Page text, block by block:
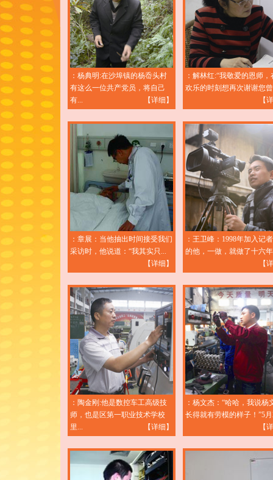
：杨典明:在沙埠镇的杨岙头村
有这么一位共产党员，将自己
有...
【详细】
：解林红:“我敬爱的恩师，
欢乐的时刻想再次谢谢您
【
：章展：当他抽出时间接受我们
采访时，他说道：“我其实只...
【详细】
：王卫峰：1998年加入记
的他，一做，就做了十六
【
：陶金刚:他是数控车工高级技
师，也是区第一职业技术学校
里...
【详细】
：杨文杰：“哈哈，我说杨
长得就有劳模的样子！”5月
【